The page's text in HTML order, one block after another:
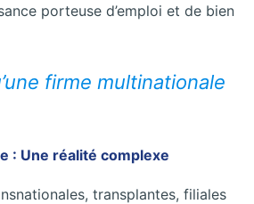
porteuse d’emploi et de bien
firme multinationale
: Une réalité complexe
transplantes, filiales